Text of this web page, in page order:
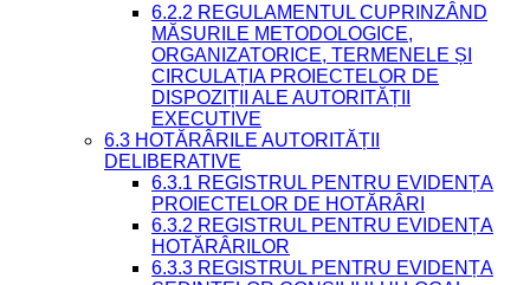
6.2.2 REGULAMENTUL CUPRINZÂND
MĂSURILE METODOLOGICE,
ORGANIZATORICE, TERMENELE ȘI
CIRCULAȚIA PROIECTELOR DE
DISPOZIȚII ALE AUTORITĂȚII
EXECUTIVE
6.3 HOTĂRÂRILE AUTORITĂȚII
DELIBERATIVE
6.3.1 REGISTRUL PENTRU EVIDENȚA
PROIECTELOR DE HOTĂRÂRI
6.3.2 REGISTRUL PENTRU EVIDENȚA
HOTĂRÂRILOR
6.3.3 REGISTRUL PENTRU EVIDENȚA